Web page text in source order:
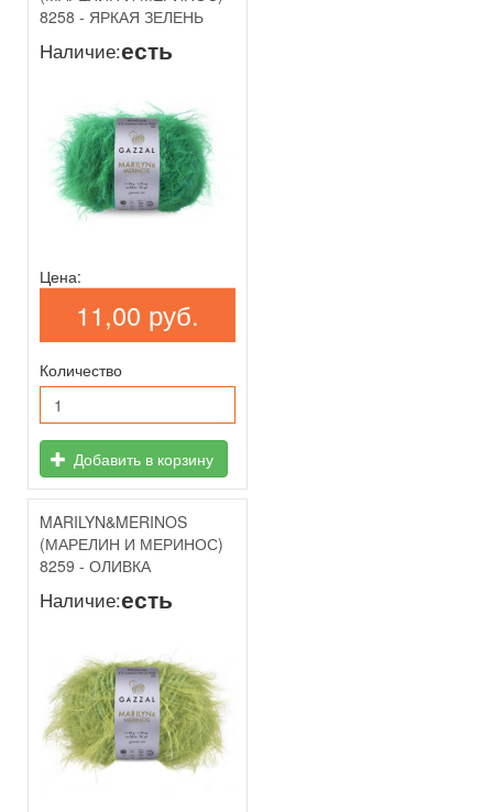
8258 - ЯРКАЯ ЗЕЛЕНЬ
Наличие:есть
Цена:
11,00 руб.
Количество
Добавить в корзину
MARILYN&MERINOS
(МАРЕЛИН И МЕРИНОС)
8259 - ОЛИВКА
Наличие:есть